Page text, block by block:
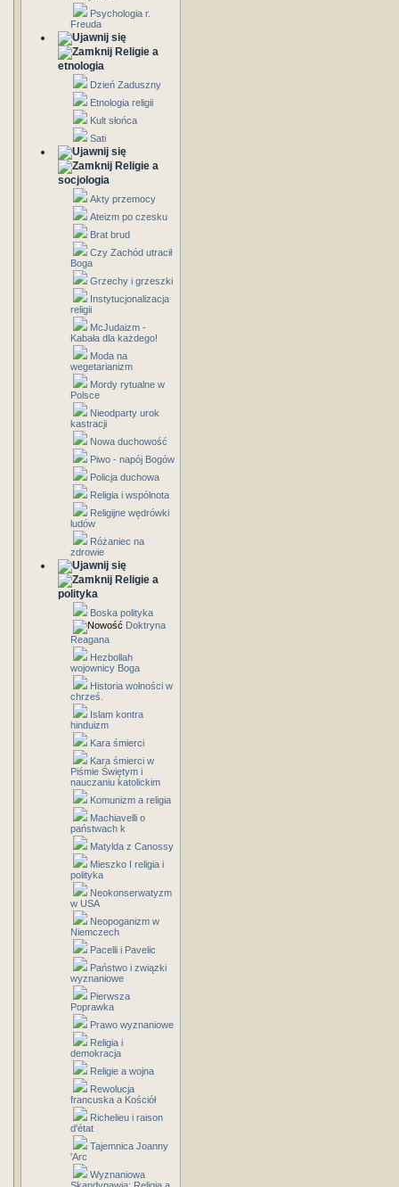
Psychologia r.
Freuda
Religie a
etnologia
Dzień Zaduszny
Etnologia religii
Kult słońca
Sati
Religie a
socjologia
Akty przemocy
Ateizm po czesku
Brat brud
Czy Zachód utracił
Boga
Grzechy i grzeszki
Instytucjonalizacja
religii
McJudaizm -
Kabała dla każdego!
Moda na
wegetarianizm
Mordy rytualne w
Polsce
Nieodparty urok
kastracji
Nowa duchowość
Piwo - napój Bogów
Policja duchowa
Religia i wspólnota
Religijne wędrówki
ludów
Różaniec na
zdrowie
Religie a
polityka
Boska polityka
Doktryna
Reagana
Hezbollah
wojownicy Boga
Historia wolności w
chrześ.
Islam kontra
hinduizm
Kara śmierci
Kara śmierci w
Piśmie Świętym i
nauczaniu katolickim
Komunizm a religia
Machiavelli o
państwach k
Matylda z Canossy
Mieszko I religia i
polityka
Neokonserwatyzm
w USA
Neopoganizm w
Niemczech
Pacelli i Pavelic
Państwo i związki
wyznaniowe
Pierwsza
Poprawka
Prawo wyznaniowe
Religia i
demokracja
Religie a wojna
Rewolucja
francuska a Kościół
Richelieu i raison
d'état
Tajemnica Joanny
'Arc
Wyznaniowa